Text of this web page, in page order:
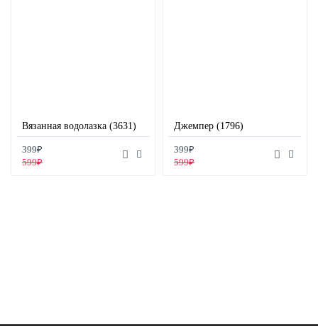
Вязанная водолазка (3631)
399₽
599₽
Джемпер (1796)
399₽
599₽